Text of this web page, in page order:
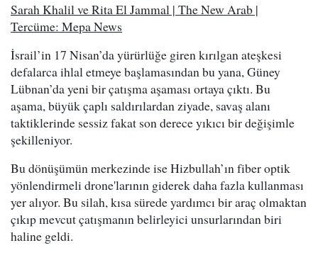
Sarah Khalil ve Rita El Jammal | The New Arab |
Tercüme: Mepa News
İsrail’in 17 Nisan’da yürürlüğe giren kırılgan ateşkesi
defalarca ihlal etmeye başlamasından bu yana, Güney
Lübnan’da yeni bir çatışma aşaması ortaya çıktı. Bu
aşama, büyük çaplı saldırılardan ziyade, savaş alanı
taktiklerinde sessiz fakat son derece yıkıcı bir değişimle
şekilleniyor.
Bu dönüşümün merkezinde ise Hizbullah’ın fiber optik
yönlendirmeli drone'larının giderek daha fazla kullanması
yer alıyor. Bu silah, kısa sürede yardımcı bir araç olmaktan
çıkıp mevcut çatışmanın belirleyici unsurlarından biri
haline geldi.